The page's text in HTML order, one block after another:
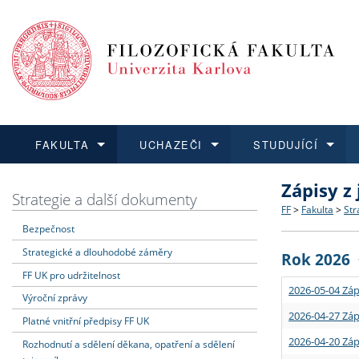
FAKULTA
Dozvědět se více
Struktura
Strategie
Podpora
UCHAZEČI
Podat přihlášku
Co
Učitelské
STUDUJÍCÍ
Dozvědět se více
Rigorózní
Dozvědět se více
O vědě a
Granty a
Dozvědět se více
Aktuální
Strategie a další dokumenty
Bezpečnost
Strategické a dlouhodobé záměry
FF UK pro udržitelnost
Výroční zprávy
Platné vnitřní předpisy FF UK
Rozhodnutí a sdělení děkana, opatření a sdělení
Zápisy
FF > Fakulta >
Rok 2026
2026-05-04
2026-04-27
2026-04-20